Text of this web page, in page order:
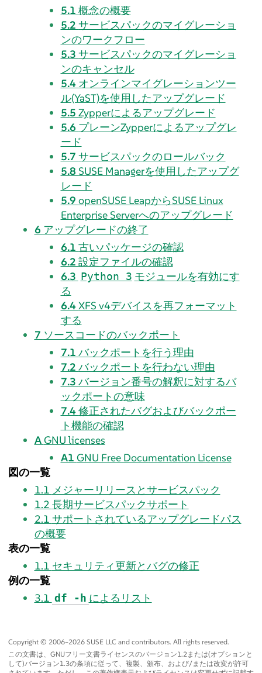
5.1 概念の概要
5.2 サービスパックのマイグレーショ
ンのワークフロー
5.3 サービスパックのマイグレーショ
ンのキャンセル
5.4 オンラインマイグレーションツー
ル(YaST)を使用したアップグレード
5.5 Zypperによるアップグレード
5.6 プレーンZypperによるアップグレ
ード
5.7 サービスパックのロールバック
5.8 SUSE Managerを使用したアップグ
レード
5.9 openSUSE LeapからSUSE Linux
Enterprise Serverへのアップグレード
6 アップグレードの終了
6.1 古いパッケージの確認
6.2 設定ファイルの確認
6.3 Python 3 モジュールを有効にす
る
6.4XFS v4デバイスを再フォーマット
する
7 ソースコードのバックポート
7.1 バックポートを行う理由
7.2 バックポートを行わない理由
7.3 バージョン番号の解釈に対するバ
ックポートの意味
7.4修正されたバグおよびバックポー
ト機能の確認
AGNU licenses
A1 GNU Free Documentation License
図の一覧
1.1 メジャーリリースとサービスパック
1.2 長期サービスパックサポート
2.1 サポートされているアップグレードパス
の概要
表の一覧
1.1 セキュリティ更新とバグの修正
例の一覧
3.1 df -h によるリスト
Copyright © 2006–2026 SUSE LLC and contributors. All rights reserved.
この文書は、GNUフリー文書ライセンスのバージョン1.2または(オプションと
して)バージョン1.3の条項に従って、複製、頒布、および/または改変が許可